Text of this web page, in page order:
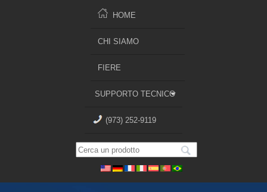
HOME
CHI SIAMO
FIERE
SUPPORTO TECNICO
(973) 252-9119